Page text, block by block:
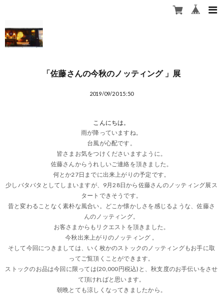
「佐藤さんの今秋のノッティング 」展
2019/09/20 15:50
こんにちは。
雨が降っていますね。
台風が心配です。
皆さまお気をつけくださいますように。
佐藤さんからうれしいご連絡を頂きました。
何とか27日までに出来上がりの予定です。
少しバタバタとしてしまいますが、9月28日から佐藤さんのノッティング展ス
タートできそうです。
昔と変わることなく素朴な風合い。どこか懐かしさを感じるような、佐藤さ
んのノッティング。
お客さまからもリクエストを頂きました。
今秋出来上がりのノッティング 。
そして今回につきましては、いく枚かのストックのノッティングもお手に取
ってご覧頂くことができます。
ストックのお品は今回に限っては(20,000円税込)と、秋支度のお手伝いをさせ
て頂ければと思います。
朝晩とても涼しくなってきましたから。